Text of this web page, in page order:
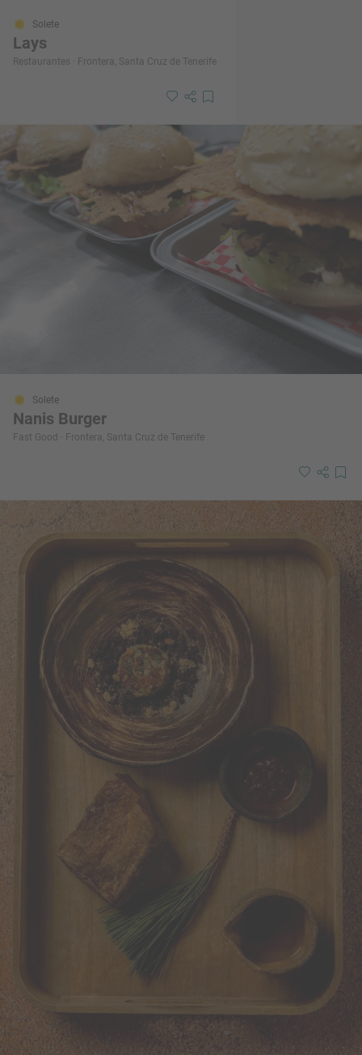
Solete
Lays
Restaurantes · Frontera, Santa Cruz de Tenerife
Solete
Nanis Burger
Fast Good · Frontera, Santa Cruz de Tenerife